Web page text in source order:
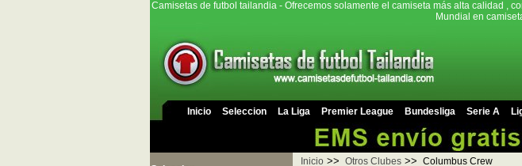
Camisetas de futbol tailandia - Ofrecemos solamente el camiseta más alta calidad ,
Mundial en
Inicio Seleccion La Liga Premier League Bundesliga Serie A
Inicio >> Otros Clubes >> Columbus Crew